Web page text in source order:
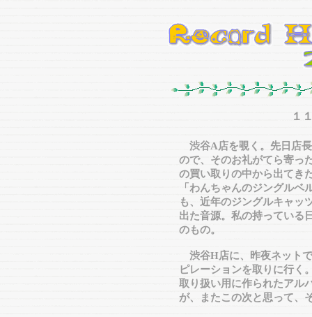
１
渋谷A店を覗く。先日店
ので、そのお礼がてら寄っ
の買い取りの中から出てき
「わんちゃんのジングル
も、近年のジングルキャッ
出た音源。私の持っている
のもの。
渋谷H店に、昨夜ネット
ピレーションを取りに行く
取り扱い用に作られたアル
が、またこの次と思って、